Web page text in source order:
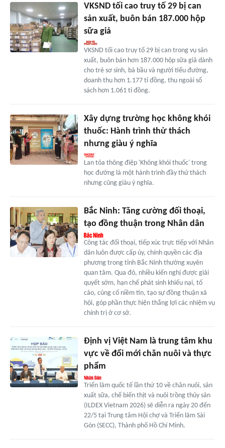
VKSND tối cao truy tố 29 bị can
sản xuất, buôn bán 187.000 hộp
sữa giả
VKSND tối cao truy tố 29 bị can trong vụ sản
xuất, buôn bán hơn 187.000 hộp sữa giả dành
cho trẻ sơ sinh, bà bầu và người tiểu đường,
doanh thu hơn 1.177 tỉ đồng, thu ngoài sổ
sách hơn 1.061 tỉ đồng.
Xây dựng trường học không khói
thuốc: Hành trình thử thách
nhưng giàu ý nghĩa
Lan tỏa thông điệp 'Không khói thuốc' trong
học đường là một hành trình đầy thử thách
nhưng cũng giàu ý nghĩa.
Bắc Ninh: Tăng cường đối thoại,
tạo đồng thuận trong Nhân dân
Công tác đối thoại, tiếp xúc trực tiếp với Nhân
dân luôn được cấp ủy, chính quyền các địa
phương trong tỉnh Bắc Ninh thường xuyên
quan tâm. Qua đó, nhiều kiến nghị được giải
quyết sớm, hạn chế phát sinh khiếu nại, tố
cáo, củng cố niềm tin, tạo sự đồng thuận xã
hội, góp phần thực hiện thắng lợi các nhiệm vụ
chính trị ở cơ sở.
Định vị Việt Nam là trung tâm khu
vực về đổi mới chăn nuôi và thực
phẩm
Triển lãm quốc tế lần thứ 10 về chăn nuôi, sản
xuất sữa, chế biến thịt và nuôi trồng thủy sản
(ILDEX Vietnam 2026) sẽ diễn ra ngày 20 đến
22/5 tại Trung tâm Hội chợ và Triển lãm Sài
Gòn (SECC), Thành phố Hồ Chí Minh.